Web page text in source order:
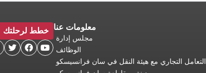
معلومات عنا
مجلس إدارة
الوظائف
التعامل التجاري مع هيئة النقل في سان فرانسيسكو
خطط لرحلتك


